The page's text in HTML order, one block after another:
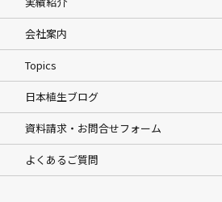
会社案内
Topics
日本植生ブログ
資料請求・お問合せフォーム
よくあるご質問